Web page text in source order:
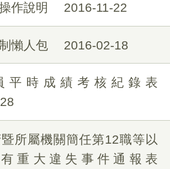
作說明
2016-11-22
懶人包 2016-02-18
平時成績考核紀錄表
所屬機關簡任第12職等以
有重大違失事件通報表